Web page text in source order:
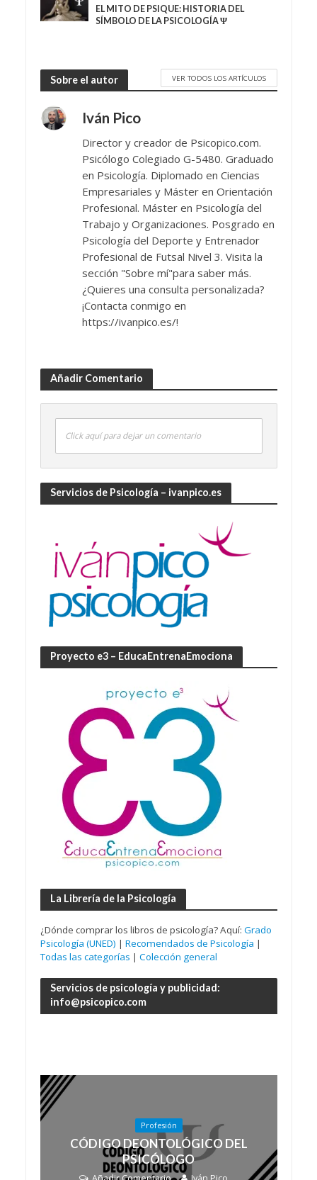
EL MITO DE PSIQUE: HISTORIA DEL
SÍMBOLO DE LA PSICOLOGÍA Ψ
Sobre el autor VER TODOS LOS ARTÍCULOS
Iván Pico
Director y creador de Psicopico.com.
Psicólogo Colegiado G-5480. Graduado
en Psicología. Diplomado en Ciencias
Empresariales y Máster en Orientación
Profesional. Máster en Psicología del
Trabajo y Organizaciones. Posgrado en
Psicología del Deporte y Entrenador
Profesional de Futsal Nivel 3. Visita la
sección "Sobre mí"para saber más.
¿Quieres una consulta personalizada?
¡Contacta conmigo en
https://ivanpico.es/!
Añadir Comentario
Click aquí para dejar un comentario
Servicios de Psicología – ivanpico.es
Proyecto e3 – EducaEntrenaEmociona
La Librería de la Psicología
¿Dónde comprar los libros de psicología? Aquí: Grado
Psicología (UNED) | Recomendados de Psicología |
Todas las categorías | Colección general
Servicios de psicología y publicidad:
info@psicopico.com
Profesión
CÓDIGO DEONTOLÓGICO DEL
PSICÓLOGO